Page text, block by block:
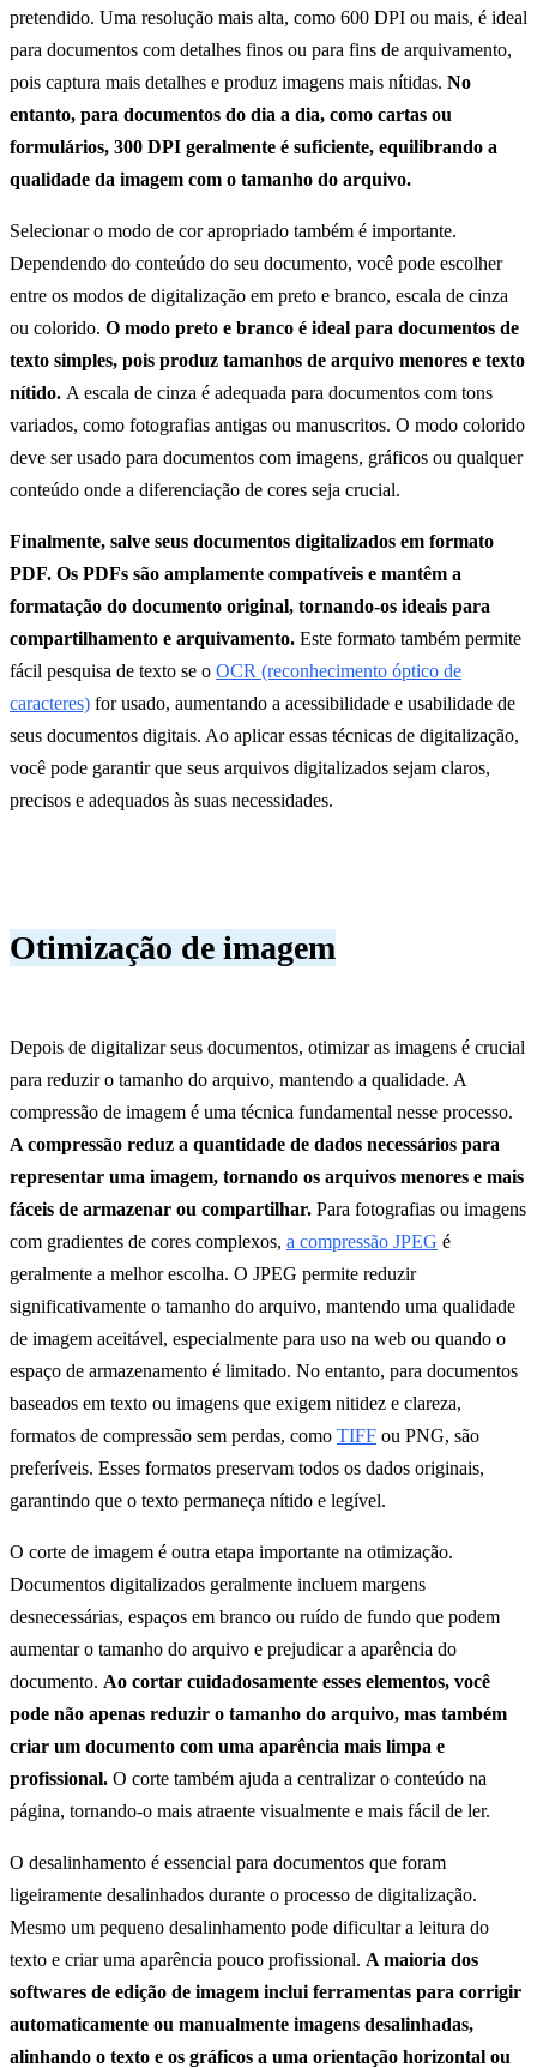
pretendido. Uma resolução mais alta, como 600 DPI ou mais, é ideal
para documentos com detalhes finos ou para fins de arquivamento,
pois captura mais detalhes e produz imagens mais nítidas. No
entanto, para documentos do dia a dia, como cartas ou
formulários, 300 DPI geralmente é suficiente, equilibrando a
qualidade da imagem com o tamanho do arquivo.
Selecionar o modo de cor apropriado também é importante.
Dependendo do conteúdo do seu documento, você pode escolher
entre os modos de digitalização em preto e branco, escala de cinza
ou colorido. O modo preto e branco é ideal para documentos de
texto simples, pois produz tamanhos de arquivo menores e texto
nítido. A escala de cinza é adequada para documentos com tons
variados, como fotografias antigas ou manuscritos. O modo colorido
deve ser usado para documentos com imagens, gráficos ou qualquer
conteúdo onde a diferenciação de cores seja crucial.
Finalmente, salve seus documentos digitalizados em formato
PDF. Os PDFs são amplamente compatíveis e mantêm a
formatação do documento original, tornando-os ideais para
compartilhamento e arquivamento. Este formato também permite
fácil pesquisa de texto se o OCR (reconhecimento óptico de
caracteres) for usado, aumentando a acessibilidade e usabilidade de
seus documentos digitais. Ao aplicar essas técnicas de digitalização,
você pode garantir que seus arquivos digitalizados sejam claros,
precisos e adequados às suas necessidades.
Otimização de imagem
Depois de digitalizar seus documentos, otimizar as imagens é crucial
para reduzir o tamanho do arquivo, mantendo a qualidade. A
compressão de imagem é uma técnica fundamental nesse processo.
A compressão reduz a quantidade de dados necessários para
representar uma imagem, tornando os arquivos menores e mais
fáceis de armazenar ou compartilhar. Para fotografias ou imagens
com gradientes de cores complexos, a compressão JPEG é
geralmente a melhor escolha. O JPEG permite reduzir
significativamente o tamanho do arquivo, mantendo uma qualidade
de imagem aceitável, especialmente para uso na web ou quando o
espaço de armazenamento é limitado. No entanto, para documentos
baseados em texto ou imagens que exigem nitidez e clareza,
formatos de compressão sem perdas, como TIFF ou PNG, são
preferíveis. Esses formatos preservam todos os dados originais,
garantindo que o texto permaneça nítido e legível.
O corte de imagem é outra etapa importante na otimização.
Documentos digitalizados geralmente incluem margens
desnecessárias, espaços em branco ou ruído de fundo que podem
aumentar o tamanho do arquivo e prejudicar a aparência do
documento. Ao cortar cuidadosamente esses elementos, você
pode não apenas reduzir o tamanho do arquivo, mas também
criar um documento com uma aparência mais limpa e
profissional. O corte também ajuda a centralizar o conteúdo na
página, tornando-o mais atraente visualmente e mais fácil de ler.
O desalinhamento é essencial para documentos que foram
ligeiramente desalinhados durante o processo de digitalização.
Mesmo um pequeno desalinhamento pode dificultar a leitura do
texto e criar uma aparência pouco profissional. A maioria dos
softwares de edição de imagem inclui ferramentas para corrigir
automaticamente ou manualmente imagens desalinhadas,
alinhando o texto e os gráficos a uma orientação horizontal ou